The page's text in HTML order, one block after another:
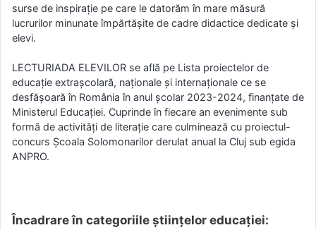
surse de inspirație pe care le datorăm în mare măsură
lucrurilor minunate împărtășite de cadre didactice dedicate și
elevi.
LECTURIADA ELEVILOR se află pe Lista proiectelor de
educație extrașcolară, naționale și internaționale ce se
desfășoară în România în anul școlar 2023-2024, finanțate de
Ministerul Educației. Cuprinde în fiecare an evenimente sub
formă de activități de literație care culminează cu proiectul-
concurs Școala Solomonarilor derulat anual la Cluj sub egida
ANPRO.
Încadrare în categoriile științelor educației: